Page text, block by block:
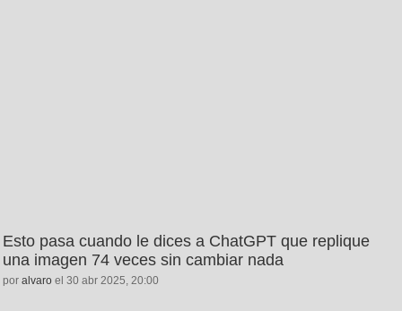
Esto pasa cuando le dices a ChatGPT que replique
una imagen 74 veces sin cambiar nada
por alvaro el 30 abr 2025, 20:00